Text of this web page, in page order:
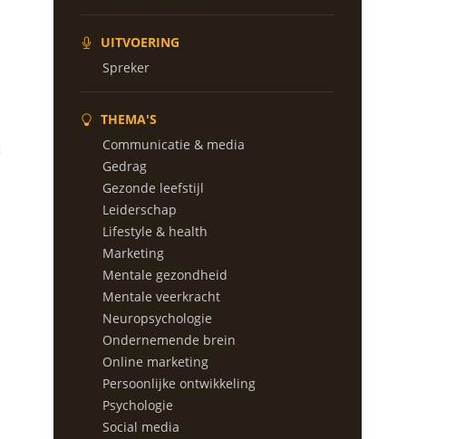
UITVOERING
Spreker
THEMA'S
Communicatie & media
Gedrag
Gezonde leefstijl
Leiderschap
Lifestyle & health
Marketing
Mentale gezondheid
Mentale veerkracht
Neuropsychologie
Ondernemende brein
Online marketing
Persoonlijke ontwikkeling
Psychologie
Social media